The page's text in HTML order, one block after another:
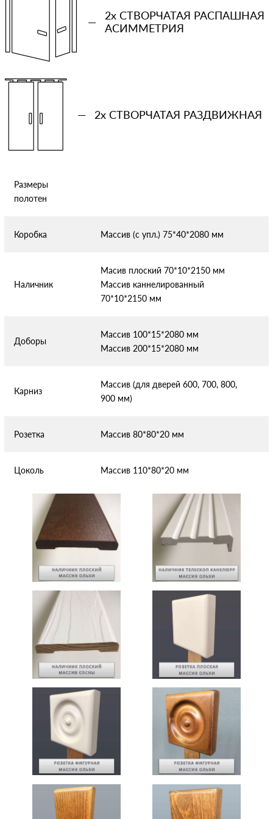
—
2x СТВОРЧАТАЯ РАСПАШНАЯ
АСИММЕТРИЯ
— 2x СТВОРЧАТАЯ РАЗДВИЖНАЯ
Размеры
полотен
Коробка Массив (с упл.) 75*40*2080 мм
Наличник
Масив плоский 70*10*2150 мм
Массив каннелированный
70*10*2150 мм
Доборы
Массив 100*15*2080 мм
Массив 200*15*2080 мм
Карниз
Массив (для дверей 600, 700, 800,
900 мм)
Розетка Массив 80*80*20 мм
Цоколь Массив 110*80*20 мм
конфиденциальности